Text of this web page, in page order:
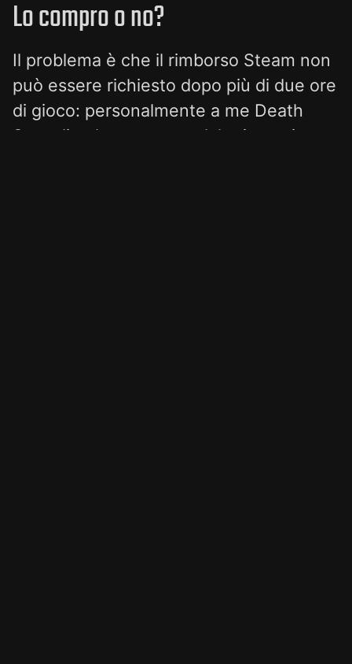
Lo compro o no?
Il problema è che il rimborso Steam non
può essere richiesto dopo più di due ore
di gioco: personalmente a me Death
Stranding ha catturato dal primo minuto,